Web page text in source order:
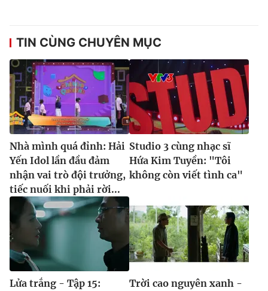
TIN CÙNG CHUYÊN MỤC
Nhà mình quá đỉnh: Hải
Yến Idol lần đầu đảm
nhận vai trò đội trưởng,
tiếc nuối khi phải rời...
Studio 3 cùng nhạc sĩ
Hứa Kim Tuyền: "Tôi
không còn viết tình ca"
Lửa trắng - Tập 15:
Trời cao nguyên xanh -